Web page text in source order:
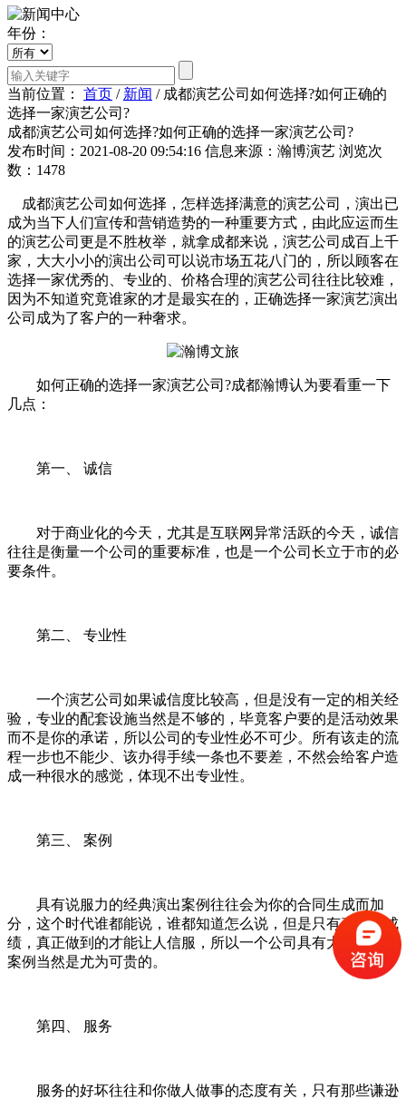
年份：
当前位置： 首页 / 新闻 / 成都演艺公司如何选择?如何正确的
选择一家演艺公司?
成都演艺公司如何选择?如何正确的选择一家演艺公司?
发布时间：2021-08-20 09:54:16 信息来源：瀚博演艺 浏览次
数：1478
成都演艺公司如何选择，怎样选择满意的演艺公司，演出已
成为当下人们宣传和营销造势的一种重要方式，由此应运而生
的演艺公司更是不胜枚举，就拿成都来说，演艺公司成百上千
家，大大小小的演出公司可以说市场五花八门的，所以顾客在
选择一家优秀的、专业的、价格合理的演艺公司往往比较难，
因为不知道究竟谁家的才是最实在的，正确选择一家演艺演出
公司成为了客户的一种奢求。
如何正确的选择一家演艺公司?成都瀚博认为要看重一下
几点：
第一、 诚信
对于商业化的今天，尤其是互联网异常活跃的今天，诚信
往往是衡量一个公司的重要标准，也是一个公司长立于市的必
要条件。
第二、 专业性
一个演艺公司如果诚信度比较高，但是没有一定的相关经
验，专业的配套设施当然是不够的，毕竟客户要的是活动效果
而不是你的承诺，所以公司的专业性必不可少。所有该走的流
程一步也不能少、该办得手续一条也不要差，不然会给客户造
成一种很水的感觉，体现不出专业性。
第三、 案例
具有说服力的经典演出案例往往会为你的合同生成而加
分，这个时代谁都能说，谁都知道怎么说，但是只有真正的成
绩，真正做到的才能让人信服，所以一个公司具有大量的优秀
案例当然是尤为可贵的。
第四、 服务
服务的好坏往往和你做人做事的态度有关，只有那些谦逊